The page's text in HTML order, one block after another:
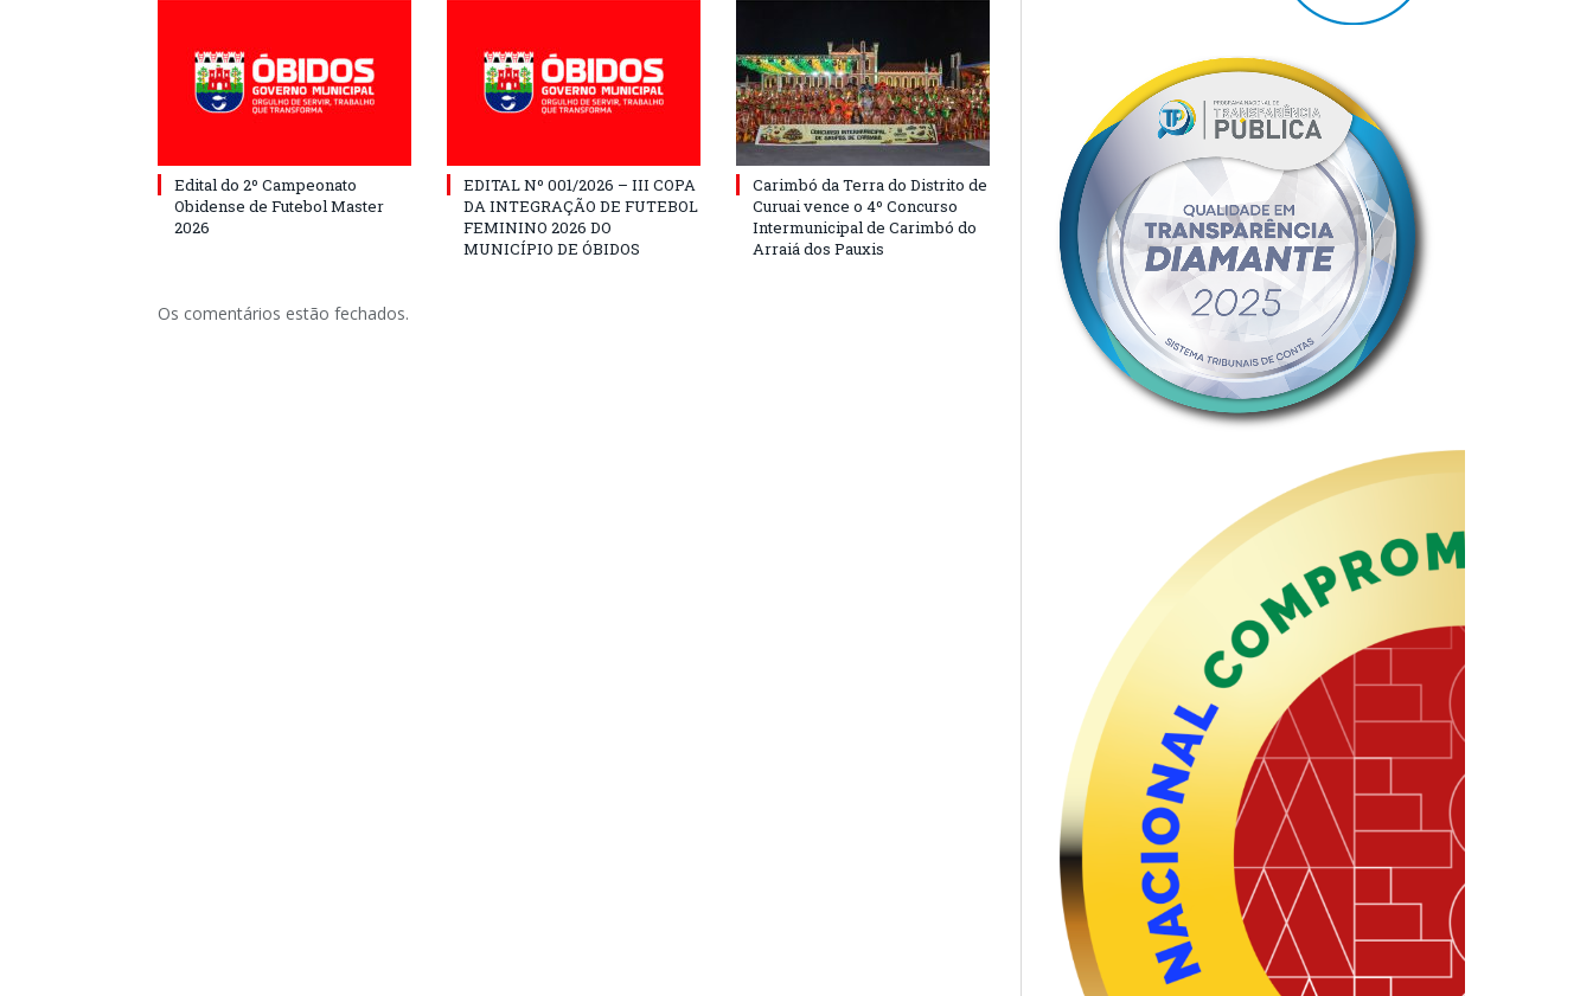
Edital do 2º Campeonato
Obidense de Futebol Master
2026
EDITAL Nº 001/2026 – III COPA
DA INTEGRAÇÃO DE FUTEBOL
FEMININO 2026 DO
MUNICÍPIO DE ÓBIDOS
Carimbó da Terra do Distrito de
Curuai vence o 4º Concurso
Intermunicipal de Carimbó do
Arraiá dos Pauxis
Os comentários estão fechados.